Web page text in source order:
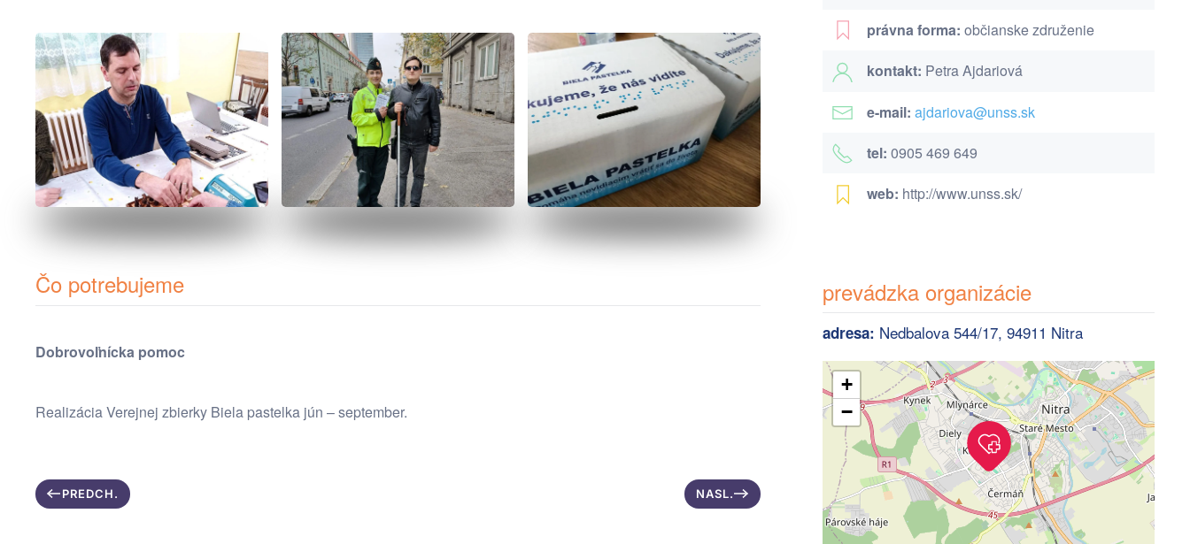
Čo potrebujeme
Dobrovoľnícka pomoc
Realizácia Verejnej zbierky Biela pastelka jún – september.
PREDCH. NASL.
právna forma: občianske združenie
kontakt: Petra Ajdariová
e-mail: ajdariova@unss.sk
tel: 0905 469 649
web: http://www.unss.sk/
prevádzka organizácie
adresa: Nedbalova 544/17, 94911 Nitra
+
−